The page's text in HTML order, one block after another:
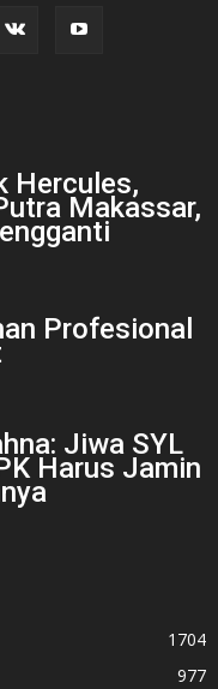
Hercules,
Makassar,
Profesional
Jiwa SYL
Harus Jamin
1704
977